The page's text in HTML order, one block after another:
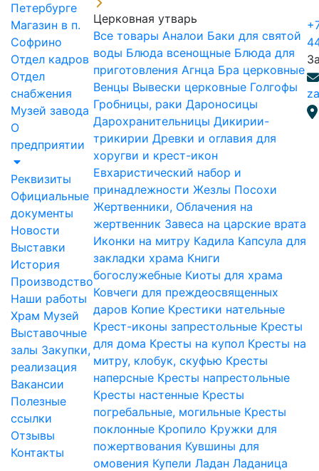
Петербурге
Магазин в п.
Софрино
Отдел кадров
Отдел
снабжения
Музей завода
О
предприятии
Реквизиты
Официальные
документы
Новости
Выставки
История
Производство
Наши работы
Храм Музей
Выставочные
залы Закупки,
реализация
Вакансии
Полезные
ссылки
Отзывы
Контакты
Церковная утварь
Все товары Аналои Баки для святой
воды Блюда всенощные Блюда для
приготовления Агнца Бра церковные
Венцы Вывески церковные Голгофы
Гробницы, раки Дароносицы
Дарохранительницы Дикирии-
трикирии Древки и оглавия для
хоругви и крест-икон
Евхаристический набор и
принадлежности Жезлы Посохи
Жертвенники, Облачения на
жертвенник Завеса на царские врата
Иконки на митру Кадила Капсула для
закладки храма Книги
богослужебные Киоты для храма
Ковчеги для преждеосвященных
даров Копие Крестики нательные
Крест-иконы запрестольные Кресты
для дома Кресты на купол Кресты на
митру, клобук, скуфью Кресты
наперсные Кресты напрестольные
Кресты настенные Кресты
погребальные, могильные Кресты
поклонные Кропило Кружки для
пожертвования Кувшины для
омовения Купели Ладан Ладаница